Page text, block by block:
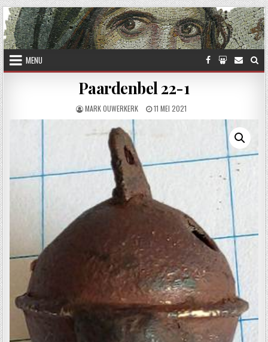
Skip to content
MENU
Paardenbel 22-1
AUTHOR:
MARK OUWERKERK PUBLISHED DATE:
11 MEI 2021